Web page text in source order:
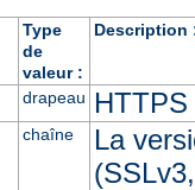
Type
de
valeur :
Description
drapeau
chaîne
La